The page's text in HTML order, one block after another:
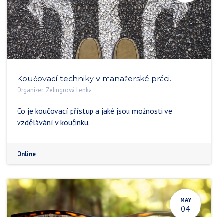
Koučovací techniky v manažerské práci.
Organizer: Zelingrová Lenka
Co je koučovací přístup a jaké jsou možnosti ve
vzdělávání v koučinku.
Online
MAY
04